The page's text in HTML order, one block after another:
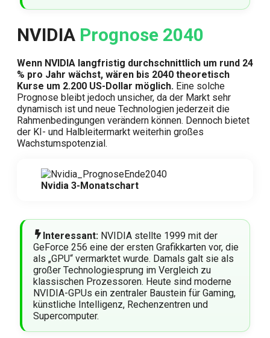
NVIDIA Prognose 2040
Wenn NVIDIA langfristig durchschnittlich um rund 24
% pro Jahr wächst, wären bis 2040 theoretisch
Kurse um 2.200 US-Dollar möglich. Eine solche
Prognose bleibt jedoch unsicher, da der Markt sehr
dynamisch ist und neue Technologien jederzeit die
Rahmenbedingungen verändern können. Dennoch bietet
der KI- und Halbleitermarkt weiterhin großes
Wachstumspotenzial.
Nvidia 3-Monatschart
Interessant: NVIDIA stellte 1999 mit der
GeForce 256 eine der ersten Grafikkarten vor, die
als „GPU“ vermarktet wurde. Damals galt sie als
großer Technologiesprung im Vergleich zu
klassischen Prozessoren. Heute sind moderne
NVIDIA-GPUs ein zentraler Baustein für Gaming,
künstliche Intelligenz, Rechenzentren und
Supercomputer.